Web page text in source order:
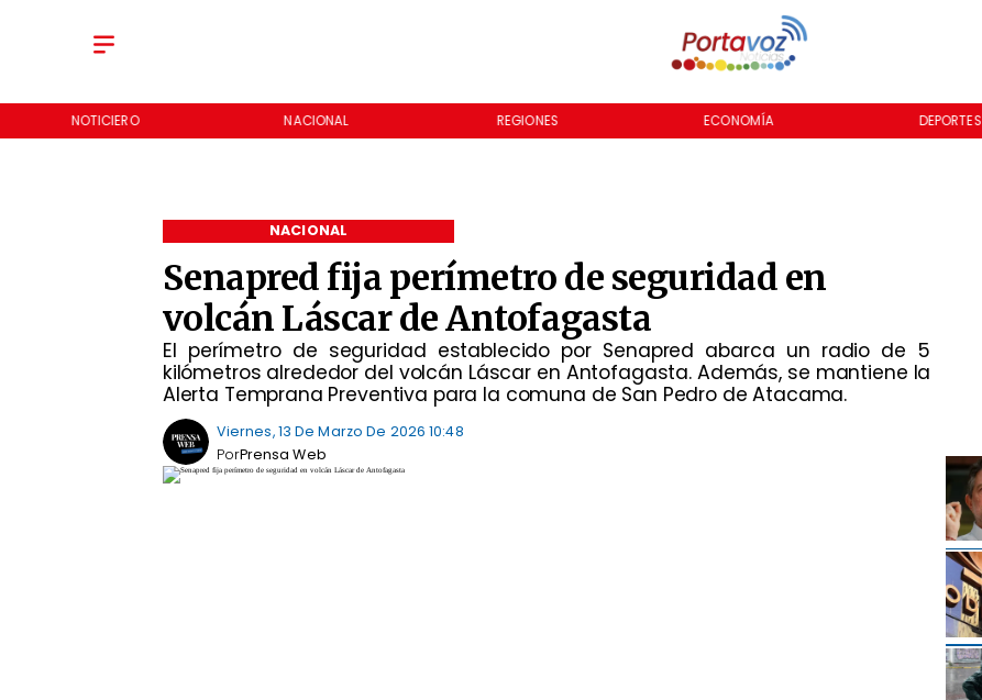
NOTICIERO NACIONAL REGIONES ECONOMÍA DEPORTES
Senapred fija perímetro de seguridad en
volcán Láscar de Antofagasta
El perímetro de seguridad establecido por Senapred abarca un radio de 5
kilómetros alrededor del volcán Láscar en Antofagasta. Además, se mantiene la
Alerta Temprana Preventiva para la comuna de San Pedro de Atacama.
NACIONAL
Viernes, 13 De Marzo De 2026 10:48
Prensa Web
Por